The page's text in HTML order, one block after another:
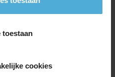
toestaan
cookies